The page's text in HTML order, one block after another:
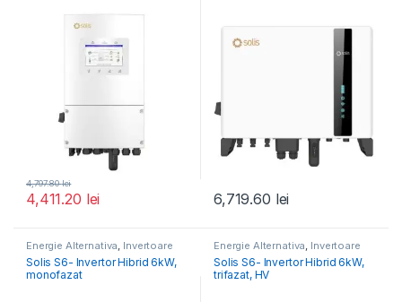
4,411.20 lei
4,797.80lei
6,719.60 lei
Energie Alternativa, Invertoare
Fotovoltaice
Solis S6- Invertor Hibrid 6kW,
monofazat
Energie Alternativa, Invertoare
Fotovoltaice
Solis S6- Invertor Hibrid 6kW,
trifazat, HV